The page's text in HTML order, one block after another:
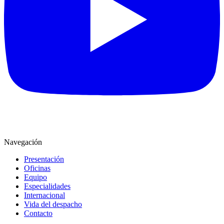
Navegación
Presentación
Oficinas
Equipo
Especialidades
Internacional
Vida del despacho
Contacto